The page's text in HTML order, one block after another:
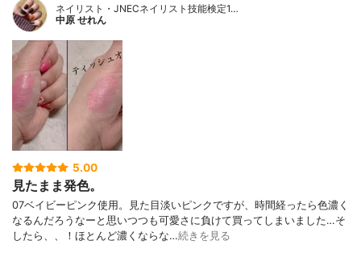
ネイリスト・JNECネイリスト技能検定1…
中原 せれん
5.00
見たまま発色。
07ベイビーピンク使用。見た目淡いピンクですが、時間経ったら色濃く
なるんだろうなーと思いつつも可愛さに負けて買ってしまいました…そ
したら、、！ほとんど濃くならな…続きを見る